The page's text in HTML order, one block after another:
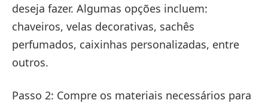
deseja fazer. Algumas opções incluem:
chaveiros, velas decorativas, sachês
perfumados, caixinhas personalizadas, entre
outros.
Passo 2: Compre os materiais necessários para